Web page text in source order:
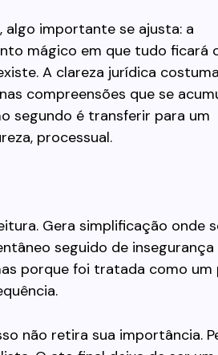
algo importante se ajusta: a
mágico em que tudo ficará
A clareza jurídica
compreensões que se
segundo é transferir para um
processual.
Gera simplificação onde
seguido de
porque foi tratada como
não retira sua importância.